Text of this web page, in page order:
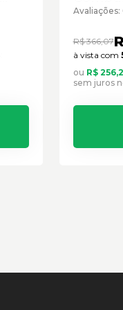
Avaliações:
R$ 366,07
à vista com
ou R$
sem juros